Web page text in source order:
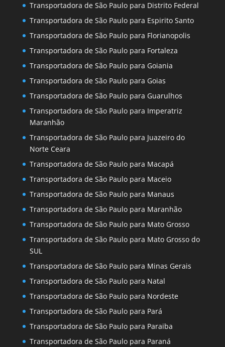
Transportadora de São Paulo para Distrito Federal
Transportadora de São Paulo para Espirito Santo
Transportadora de São Paulo para Florianopolis
Transportadora de São Paulo para Fortaleza
Transportadora de São Paulo para Goiania
Transportadora de São Paulo para Goias
Transportadora de São Paulo para Guarulhos
Transportadora de São Paulo para Imperatriz
Maranhão
Transportadora de São Paulo para Juazeiro do
Norte Ceara
Transportadora de São Paulo para Macapá
Transportadora de São Paulo para Maceio
Transportadora de São Paulo para Manaus
Transportadora de São Paulo para Maranhão
Transportadora de São Paulo para Mato Grosso
Transportadora de São Paulo para Mato Grosso do
SUL
Transportadora de São Paulo para Minas Gerais
Transportadora de São Paulo para Natal
Transportadora de São Paulo para Nordeste
Transportadora de São Paulo para Pará
Transportadora de São Paulo para Paraiba
Transportadora de São Paulo para Paraná